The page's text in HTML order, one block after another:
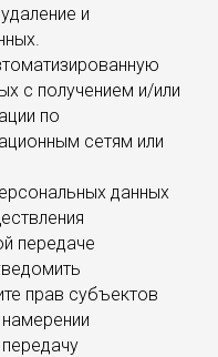
и
с получением и/или
по
сетям или
данных
передаче
прав субъектов